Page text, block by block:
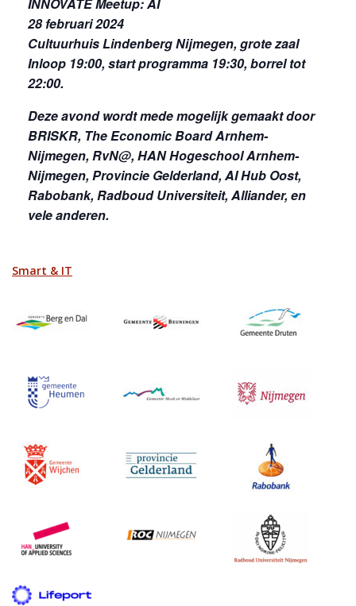
INNOVATE Meetup: AI
28 februari 2024
Cultuurhuis Lindenberg Nijmegen, grote zaal
Inloop 19:00, start programma 19:30, borrel tot
22:00.
Deze avond wordt mede mogelijk gemaakt door
BRISKR, The Economic Board Arnhem-
Nijmegen, RvN@, HAN Hogeschool Arnhem-
Nijmegen, Provincie Gelderland, AI Hub Oost,
Rabobank, Radboud Universiteit, Alliander, en
vele anderen.
Smart & IT